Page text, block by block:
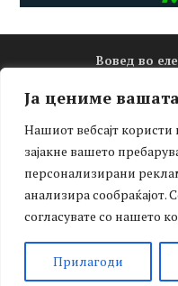
Ја цениме
Нашиот вебсајт користи
зајакне вашето
персонализирани
анализира сообраќајот.
согласувате со нашето
Прилагоди
Вовед во
© Електрични